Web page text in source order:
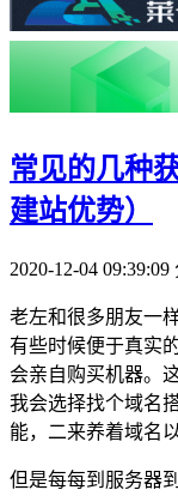
常见的几种
建站优势）
2020-12-04 09:39:09
老左和很多朋友一
有些时候便于真实
会亲自购买机器。
我会选择找个域名
能，二来养着域名
但是每每到服务器